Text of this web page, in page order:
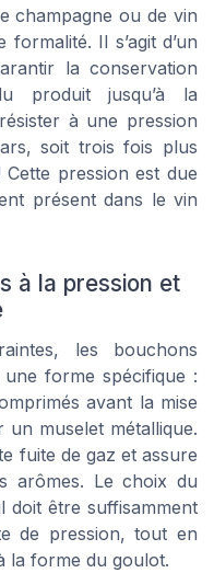
champagne ou de vin
Il s’agit d’un
la conservation
produit jusqu’à la
à une pression
soit trois fois plus
pression est due
présent dans le vin
à la pression et
les bouchons
forme spécifique :
avant la mise
muselet métallique.
fuite de gaz et assure
arômes. Le choix du
doit être suffisamment
de pression, tout en
la forme du goulot.